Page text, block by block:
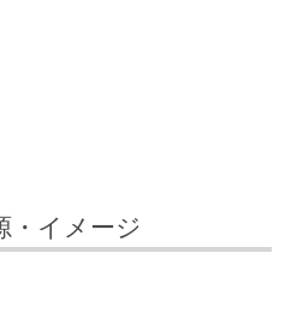
・イメージ